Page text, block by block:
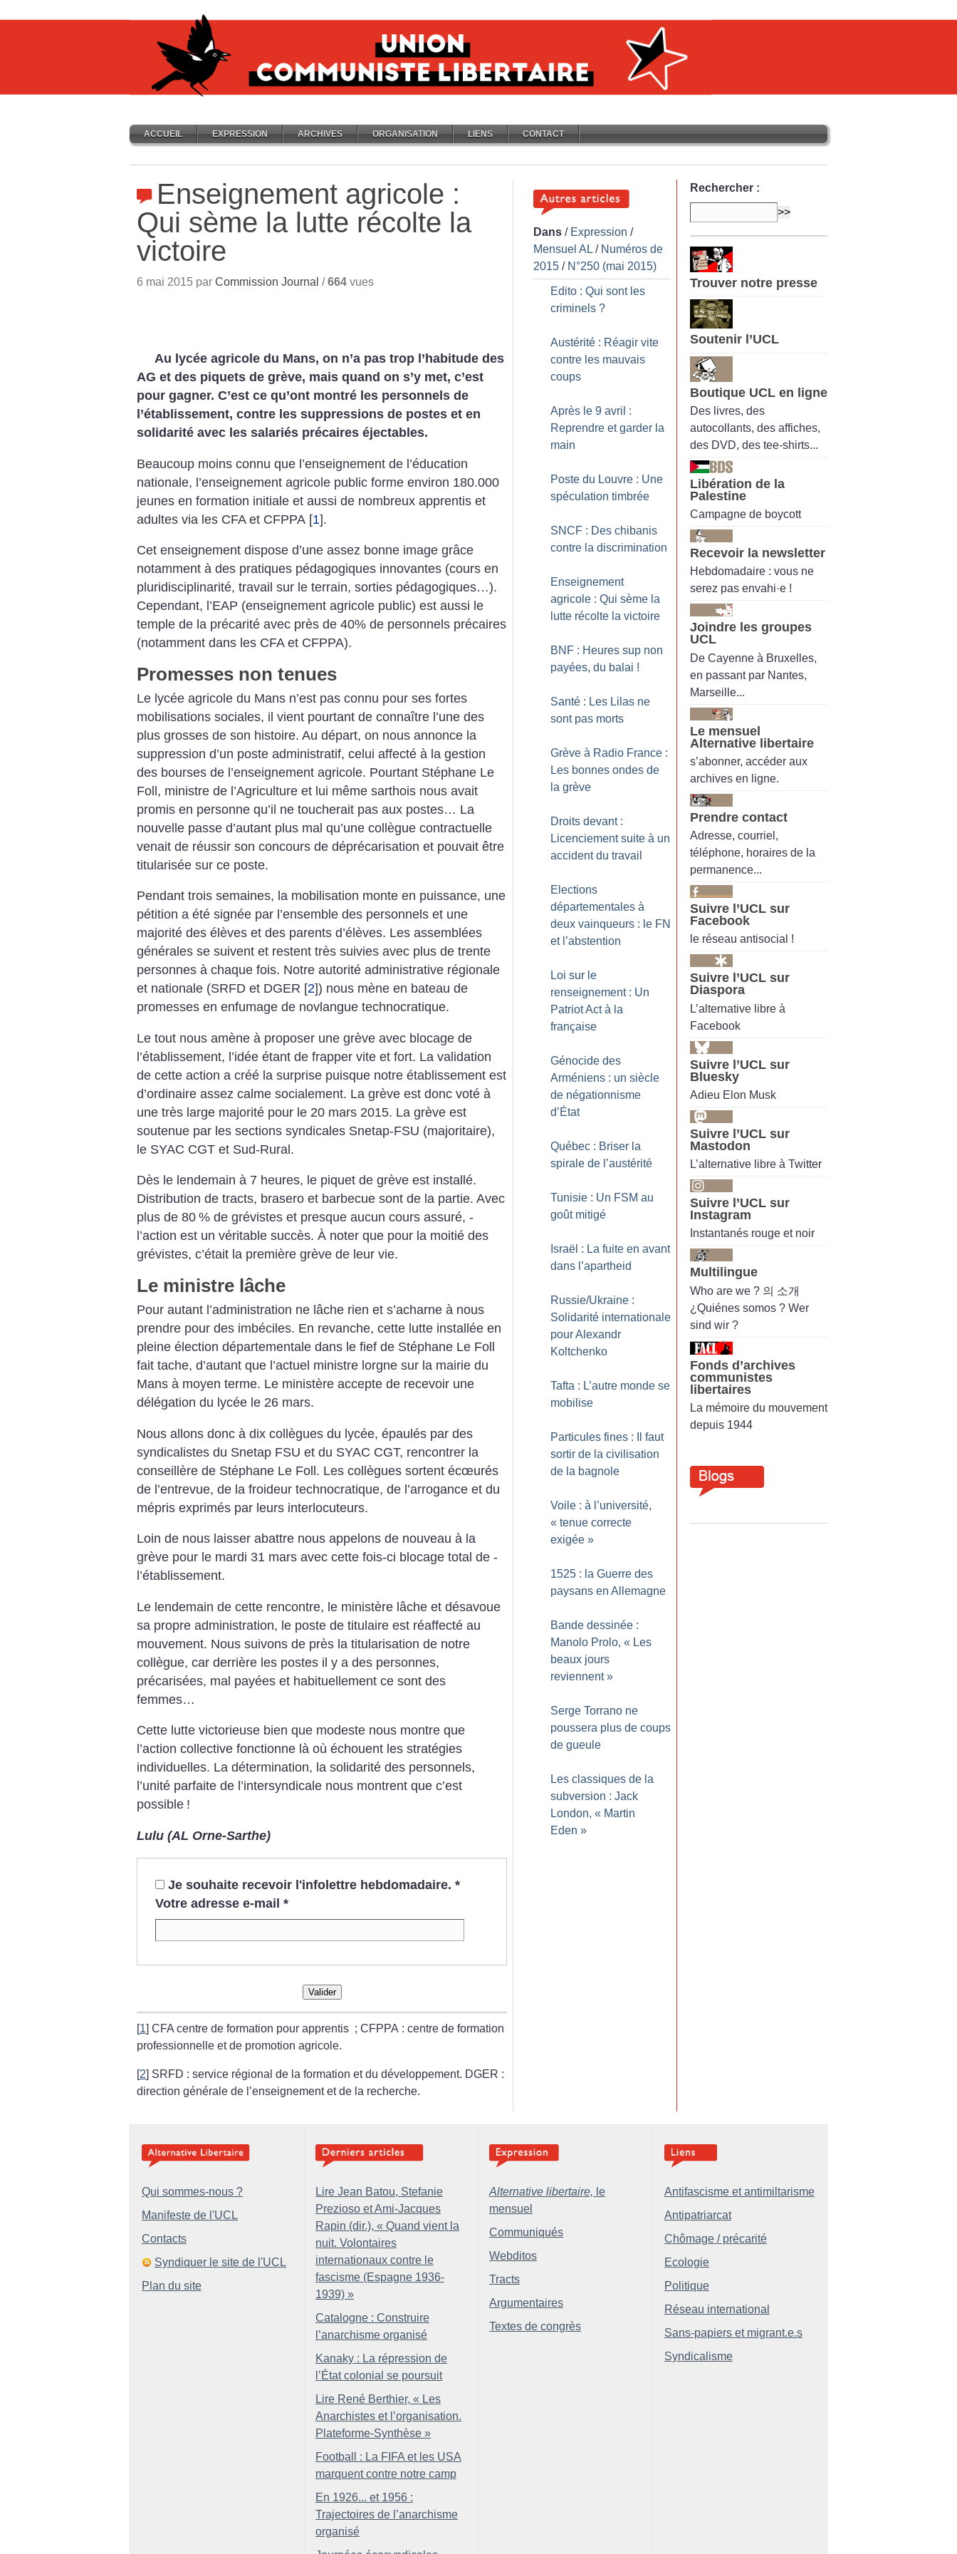
ACCUEIL EXPRESSION ARCHIVES ORGANISATION LIENS CONTACT
Enseignement agricole :
Qui sème la lutte récolte la
victoire
6 mai 2015 par Commission Journal /664 vues
Au lycée agricole du Mans, on n’a pas trop l’habitude des
AG et des piquets de grève, mais quand on s’y met, c’est
pour gagner. C’est ce qu’ont montré les personnels de
l’établissement, contre les suppressions de postes et en
solidarité avec les salariés précaires éjectables.
Beaucoup moins connu que l’enseignement de l’éducation
nationale, l’enseignement agricole public forme environ 180.000
jeunes en formation initiale et aussi de nombreux apprentis et
adultes via les CFA et CFPPA [1].
Cet enseignement dispose d’une assez bonne image grâce
notamment à des pratiques pédagogiques innovantes (cours en
pluridisciplinarité, travail sur le terrain, sorties pédagogiques…).
Cependant, l’EAP (enseignement agricole public) est aussi le
temple de la précarité avec près de 40% de personnels précaires
(notamment dans les CFA et CFPPA).
Promesses non tenues
Le lycée agricole du Mans n’est pas connu pour ses fortes
mobilisations sociales, il vient pourtant de connaître l’une des
plus grosses de son histoire. Au départ, on nous annonce la
suppression d’un poste administratif, celui affecté à la gestion
des bourses de l’enseignement agricole. Pourtant Stéphane Le
Foll, ministre de l’Agriculture et lui même sarthois nous avait
promis en personne qu’il ne toucherait pas aux postes… La
nouvelle passe d’autant plus mal qu’une collègue contractuelle
venait de réussir son concours de déprécarisation et pouvait être
titularisée sur ce poste.
Pendant trois semaines, la mobilisation monte en puissance, une
pétition a été signée par l’ensemble des personnels et une
majorité des élèves et des parents d’élèves. Les assemblées
générales se suivent et restent très suivies avec plus de trente
personnes à chaque fois. Notre autorité administrative régionale
et nationale (SRFD et DGER [2]) nous mène en bateau de
promesses en enfumage de novlangue technocratique.
Le tout nous amène à proposer une grève avec blocage de
l’établissement, l’idée étant de frapper vite et fort. La validation
de cette action a créé la surprise puisque notre établissement est
d’ordinaire assez calme socialement. La grève est donc voté à
une très large majorité pour le 20 mars 2015. La grève est
soutenue par les sections syndicales Snetap-FSU (majoritaire),
le SYAC CGT et Sud-Rural.
Dès le lendemain à 7 heures, le piquet de grève est installé.
Distribution de tracts, brasero et barbecue sont de la partie. Avec
plus de 80 % de grévistes et presque aucun cours assuré, ­
l’action est un véritable succès. À noter que pour la moitié des
grévistes, c’était la première grève de leur vie.
Le ministre lâche
Pour autant l’administration ne lâche rien et s’acharne à nous
prendre pour des imbéciles. En revanche, cette lutte installée en
pleine élection départementale dans le fief de Stéphane Le Foll
fait tache, d’autant que l’actuel ministre lorgne sur la mairie du
Mans à moyen terme. Le ministère accepte de recevoir une
délégation du lycée le 26 mars.
Nous allons donc à dix collègues du lycée, épaulés par des
syndicalistes du Snetap FSU et du SYAC CGT, rencontrer la
conseillère de Stéphane Le Foll. Les collègues sortent écœurés
de l’entrevue, de la froideur technocratique, de l’arrogance et du
mépris exprimés par leurs interlocuteurs.
Loin de nous laisser abattre nous appelons de nouveau à la
grève pour le mardi 31 mars avec cette fois-ci blocage total de ­
l’établissement.
Le lendemain de cette rencontre, le ministère lâche et désavoue
sa propre administration, le poste de titulaire est réaffecté au
mouvement. Nous suivons de près la titularisation de notre
collègue, car derrière les postes il y a des personnes,
précarisées, mal payées et habituellement ce sont des
femmes…
Cette lutte victorieuse bien que modeste nous montre que
l’action collective fonctionne là où échouent les stratégies
individuelles. La détermination, la solidarité des personnels,
l’unité parfaite de l’intersyndicale nous montrent que c’est
possible !
Lulu (AL Orne-Sarthe)
Je souhaite recevoir l'infolettre hebdomadaire. *
Votre adresse e-mail *
Valider
[1] CFA centre de formation pour apprentis ; CFPPA : centre de formation
professionnelle et de promotion agricole.
[2] SRFD : service régional de la formation et du développement. DGER :
direction générale de l’enseignement et de la recherche.
Dans / Expression /
Mensuel AL / Numéros de
2015 / N°250 (mai 2015)
Edito : Qui sont les
criminels ?
Austérité : Réagir vite
contre les mauvais
coups
Après le 9 avril :
Reprendre et garder la
main
Poste du Louvre : Une
spéculation timbrée
SNCF : Des chibanis
contre la discrimination
Enseignement
agricole : Qui sème la
lutte récolte la victoire
BNF : Heures sup non
payées, du balai !
Santé : Les Lilas ne
sont pas morts
Grève à Radio France :
Les bonnes ondes de
la grève
Droits devant :
Licenciement suite à un
accident du travail
Elections
départementales à
deux vainqueurs : le FN
et l’abstention
Loi sur le
renseignement : Un
Patriot Act à la
française
Génocide des
Arméniens : un siècle
de négationnisme
d’État
Québec : Briser la
spirale de l’austérité
Tunisie : Un FSM au
goût mitigé
Israël : La fuite en avant
dans l’apartheid
Russie/Ukraine :
Solidarité internationale
pour Alexandr
Koltchenko
Tafta : L’autre monde se
mobilise
Particules fines : Il faut
sortir de la civilisation
de la bagnole
Voile : à l’université,
« tenue correcte
exigée »
1525 : la Guerre des
paysans en Allemagne
Bande dessinée :
Manolo Prolo, « Les
beaux jours
reviennent »
Serge Torrano ne
poussera plus de coups
de gueule
Les classiques de la
subversion : Jack
London, « Martin
Eden »
Rechercher :
Trouver notre presse
Soutenir l’UCL
Boutique UCL en ligne
Des livres, des
autocollants, des affiches,
des DVD, des tee-shirts...
Libération de la
Palestine
Campagne de boycott
Recevoir la newsletter
Hebdomadaire : vous ne
serez pas envahi·e !
Joindre les groupes
UCL
De Cayenne à Bruxelles,
en passant par Nantes,
Marseille...
Le mensuel
Alternative libertaire
s’abonner, accéder aux
archives en ligne.
Prendre contact
Adresse, courriel,
téléphone, horaires de la
permanence...
Suivre l’UCL sur
Facebook
le réseau antisocial !
Suivre l’UCL sur
Diaspora
L’alternative libre à
Facebook
Suivre l’UCL sur
Bluesky
Adieu Elon Musk
Suivre l’UCL sur
Mastodon
L’alternative libre à Twitter
Suivre l’UCL sur
Instagram
Instantanés rouge et noir
Multilingue
Who are we ? 의 소개
¿Quiénes somos ? Wer
sind wir ?
Fonds d’archives
communistes
libertaires
La mémoire du mouvement
depuis 1944
Qui sommes-nous ?
Manifeste de l'UCL
Contacts
Syndiquer le site de l'UCL
Plan du site
Lire Jean Batou, Stefanie
Prezioso et Ami-Jacques
Rapin (dir.), « Quand vient la
nuit. Volontaires
internationaux contre le
fascisme (Espagne 1936-
1939) »
Catalogne : Construire
l’anarchisme organisé
Kanaky : La répression de
l’État colonial se poursuit
Lire René Berthier, « Les
Anarchistes et l’organisation.
Plateforme-Synthèse »
Football : La FIFA et les USA
marquent contre notre camp
En 1926... et 1956 :
Trajectoires de l’anarchisme
organisé
Alternative libertaire, le
mensuel
Communiqués
Webditos
Tracts
Argumentaires
Textes de congrès
Antifascisme et antimiltarisme
Antipatriarcat
Chômage / précarité
Ecologie
Politique
Réseau international
Sans-papiers et migrant.e.s
Syndicalisme